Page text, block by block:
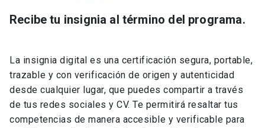
Recibe tu insignia al término del programa.
La insignia digital es una certificación segura, portable,
trazable y con verificación de origen y autenticidad
desde cualquier lugar, que puedes compartir a través
de tus redes sociales y CV. Te permitirá resaltar tus
competencias de manera accesible y verificable para